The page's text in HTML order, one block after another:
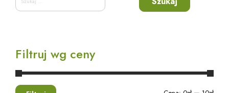
Filtruj wg ceny